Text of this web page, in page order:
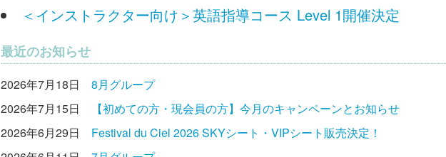
＜インストラクター向け＞英語指導コース Level 1開催決定
最近のお知らせ
2026年7月18日
8月グループ
2026年7月15日
【初めての方・現会員の方】今月のキャンペーンとお知らせ
2026年6月29日
Festival du Ciel 2026 SKYシート・VIPシート販売決定！